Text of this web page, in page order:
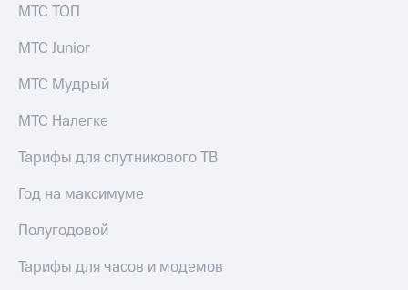
МТС ТОП
МТС Junior
МТС Мудрый
МТС Налегке
Тарифы для спутникового ТВ
Год на максимуме
Полугодовой
Тарифы для часов и модемов